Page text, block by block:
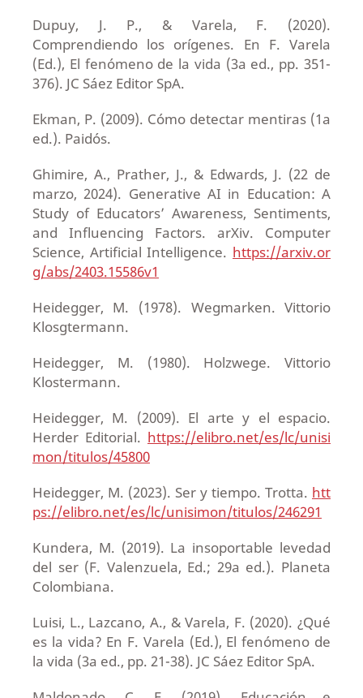
Dupuy, J. P., & Varela, F. (2020).
Comprendiendo los orígenes. En F. Varela
(Ed.), El fenómeno de la vida (3a ed., pp. 351-
376). JC Sáez Editor SpA.
Ekman, P. (2009). Cómo detectar mentiras (1a
ed.). Paidós.
Ghimire, A., Prather, J., & Edwards, J. (22 de
marzo, 2024). Generative AI in Education: A
Study of Educators’ Awareness, Sentiments,
and Influencing Factors. arXiv. Computer
Science, Artificial Intelligence. https://arxiv.or
g/abs/2403.15586v1
Heidegger, M. (1978). Wegmarken. Vittorio
Klosgtermann.
Heidegger, M. (1980). Holzwege. Vittorio
Klostermann.
Heidegger, M. (2009). El arte y el espacio.
Herder Editorial. https://elibro.net/es/lc/unisi
mon/titulos/45800
Heidegger, M. (2023). Ser y tiempo. Trotta. htt
ps://elibro.net/es/lc/unisimon/titulos/246291
Kundera, M. (2019). La insoportable levedad
del ser (F. Valenzuela, Ed.; 29a ed.). Planeta
Colombiana.
Luisi, L., Lazcano, A., & Varela, F. (2020). ¿Qué
es la vida? En F. Varela (Ed.), El fenómeno de
la vida (3a ed., pp. 21-38). JC Sáez Editor SpA.